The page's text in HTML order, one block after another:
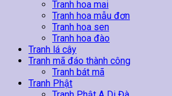
Tranh hoa mai
Tranh hoa mẫu đơn
Tranh hoa sen
Tranh hoa đào
Tranh lá cây
Tranh mã đáo thành công
Tranh bát mã
Tranh Phật